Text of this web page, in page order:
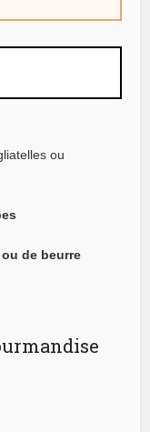
ou
ou de beurre